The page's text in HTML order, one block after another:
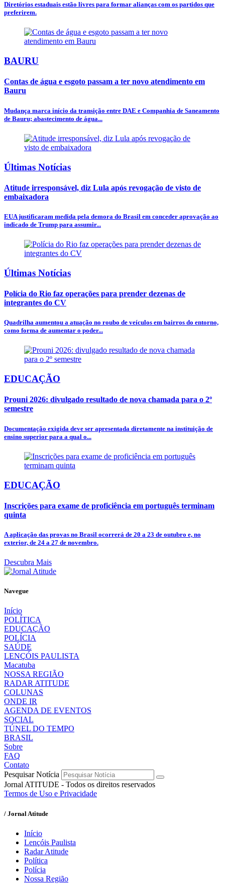
Diretórios estaduais estão livres para formar alianças com os partidos que
preferirem.
BAURU
Contas de água e esgoto passam a ter novo atendimento em
Bauru
Mudança marca início da transição entre DAE e Companhia de Saneamento
de Bauru; abastecimento de água...
Últimas Notícias
Atitude irresponsável, diz Lula após revogação de visto de
embaixadora
EUA justificaram medida pela demora do Brasil em conceder aprovação ao
indicado de Trump para assumir...
Últimas Notícias
Polícia do Rio faz operações para prender dezenas de
integrantes do CV
Quadrilha aumentou a atuação no roubo de veículos em bairros do entorno,
como forma de aumentar o poder...
EDUCAÇÃO
Prouni 2026: divulgado resultado de nova chamada para o 2º
semestre
Documentação exigida deve ser apresentada diretamente na instituição de
ensino superior para a qual o...
EDUCAÇÃO
Inscrições para exame de proficiência em português terminam
quinta
A aplicação das provas no Brasil ocorrerá de 20 a 23 de outubro e, no
exterior, de 24 a 27 de novembro.
Descubra Mais
Navegue
Início
POLÍTICA
EDUCAÇÃO
POLÍCIA
SAÚDE
LENÇÓIS PAULISTA
Macatuba
NOSSA REGIÃO
RADAR ATITUDE
COLUNAS
ONDE IR
AGENDA DE EVENTOS
SOCIAL
TÚNEL DO TEMPO
BRASIL
Sobre
FAQ
Contato
Pesquisar Notícia
Jornal ATITUDE - Todos os direitos reservados
Termos de Uso e Privacidade
/ Jornal Atitude
Início
Lençóis Paulista
Radar Atitude
Política
Polícia
Nossa Região